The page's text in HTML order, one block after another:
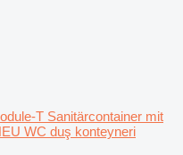
T Sanitärcontainer mit
WC duş konteyneri